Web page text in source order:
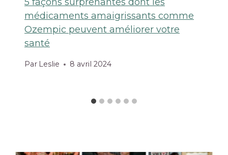
médicaments amaigrissants comme
Ozempic peuvent améliorer votre
santé
Par Leslie 8 avril 2024